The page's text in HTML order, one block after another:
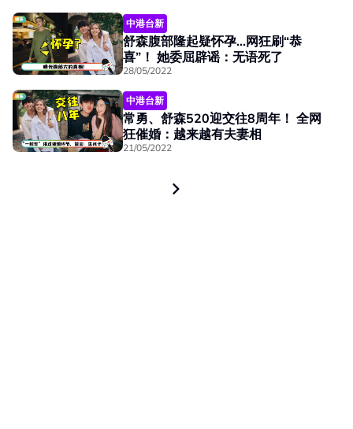
中港台新
舒森腹部隆起疑怀孕...网狂刷“恭
喜”！ 她委屈辟谣：无语死了
28/05/2022
中港台新
常勇、舒森520迎交往8周年！ 全网
狂催婚：越来越有夫妻相
21/05/2022